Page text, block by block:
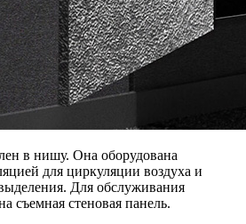
в нишу. Она оборудована
для циркуляции воздуха и
Для обслуживания
съемная стеновая панель.